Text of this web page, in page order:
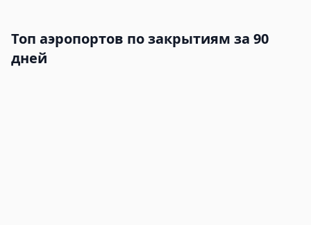
Топ аэропортов по закрытиям за 90
дней